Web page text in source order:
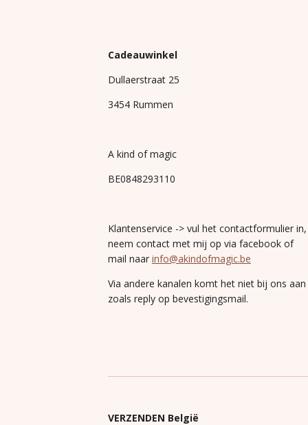
Cadeauwinkel
Dullaerstraat 25
3454 Rummen
A kind of magic
BE0848293110
Klantenservice -> vul het contactformulier in,
neem contact met mij op via facebook of
mail naar info@akindofmagic.be
Via andere kanalen komt het niet bij ons aan
zoals reply op bevestigingsmail.
VERZENDEN België